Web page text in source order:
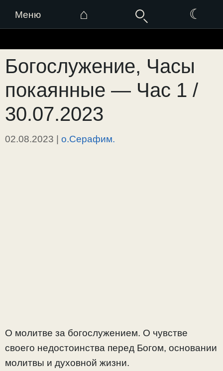
Меню ⌂ ☾
к
содержимому
Богослужение, Часы
покаянные — Час 1 /
30.07.2023
02.08.2023 | о.Серафим.
О молитве за богослужением. О чувстве
своего недостоинства перед Богом, основании
молитвы и духовной жизни.